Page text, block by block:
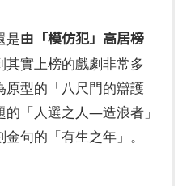
是由「模仿犯」高居榜
其實上榜的戲劇非常多
原型的「八尺門的辯護
的「人選之人—造浪者」
句的「有生之年」。